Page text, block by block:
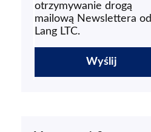
otrzymywanie drogą
mailową Newslettera od
Lang LTC.